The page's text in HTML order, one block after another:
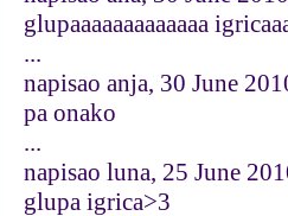
glupaaaaaaaaaaaaa
...
napisao anja, 30 June
pa onako
...
napisao luna, 25 June
glupa igrica>3